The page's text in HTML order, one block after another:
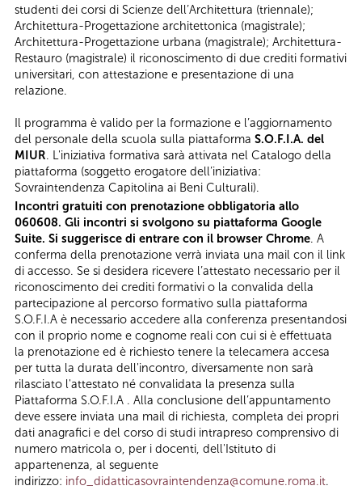
studenti dei corsi di Scienze dell’Architettura (triennale);
Architettura-Progettazione architettonica (magistrale);
Architettura-Progettazione urbana (magistrale); Architettura-
Restauro (magistrale) il riconoscimento di due crediti formativi
universitari, con attestazione e presentazione di una
relazione.
Il programma è valido per la formazione e l’aggiornamento
del personale della scuola sulla piattaforma S.O.F.I.A. del
MIUR. L'iniziativa formativa sarà attivata nel Catalogo della
piattaforma (soggetto erogatore dell’iniziativa:
Sovraintendenza Capitolina ai Beni Culturali).
Incontri gratuiti con prenotazione obbligatoria allo
060608. Gli incontri si svolgono su piattaforma Google
Suite. Si suggerisce di entrare con il browser Chrome. A
conferma della prenotazione verrà inviata una mail con il link
di accesso. Se si desidera ricevere l’attestato necessario per il
riconoscimento dei crediti formativi o la convalida della
partecipazione al percorso formativo sulla piattaforma
S.O.F.I.A è necessario accedere alla conferenza presentandosi
con il proprio nome e cognome reali con cui si è effettuata
la prenotazione ed è richiesto tenere la telecamera accesa
per tutta la durata dell'incontro, diversamente non sarà
rilasciato l'attestato né convalidata la presenza sulla
Piattaforma S.O.F.I.A . Alla conclusione dell’appuntamento
deve essere inviata una mail di richiesta, completa dei propri
dati anagrafici e del corso di studi intrapreso comprensivo di
numero matricola o, per i docenti, dell'Istituto di
appartenenza, al seguente
indirizzo: info_didatticasovraintendenza@comune.roma.it.